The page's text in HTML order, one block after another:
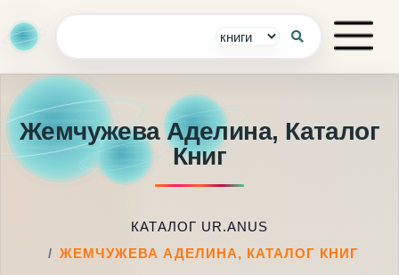
Жемчужева Аделина, Каталог
Книг
КАТАЛОГ UR.ANUS
ЖЕМЧУЖЕВА АДЕЛИНА, КАТАЛОГ КНИГ